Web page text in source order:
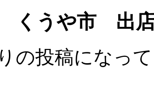
くうや市 出
の投稿になっ